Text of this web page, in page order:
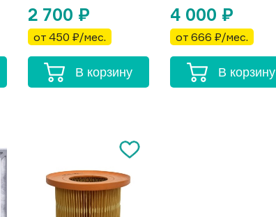
2 700 ₽
от 450 ₽/мес.
В корзину
4 000 ₽
от 666 ₽/мес.
В корзину